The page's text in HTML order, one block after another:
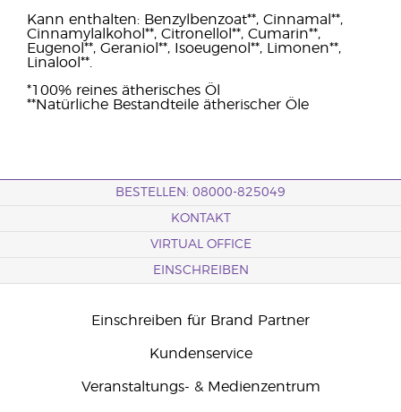
Kann enthalten: Benzylbenzoat**, Cinnamal**,
Cinnamylalkohol**, Citronellol**, Cumarin**,
Eugenol**, Geraniol**, Isoeugenol**, Limonen**,
Linalool**.
*100% reines ätherisches Öl
**Natürliche Bestandteile ätherischer Öle
BESTELLEN: 08000-825049
KONTAKT
VIRTUAL OFFICE
EINSCHREIBEN
Einschreiben für Brand Partner
Kundenservice
Veranstaltungs- & Medienzentrum